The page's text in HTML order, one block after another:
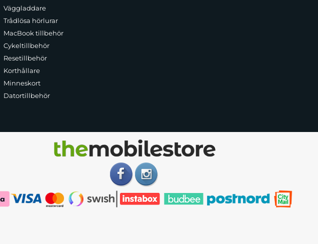
Väggladdare
Trådlösa hörlurar
MacBook tillbehör
Cykeltillbehör
Resetillbehör
Korthållare
Minneskort
Datortillbehör